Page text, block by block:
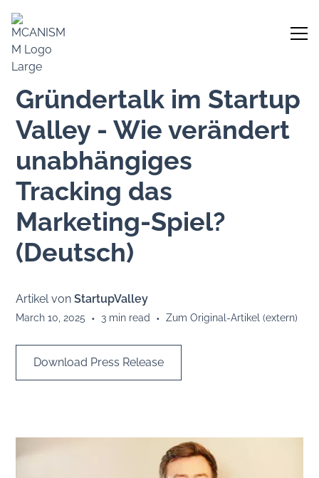
Gründertalk im Startup
Valley - Wie verändert
unabhängiges
Tracking das
Marketing-Spiel?
(Deutsch)
Artikel von StartupValley
March 10, 2025 • 3 min read • Zum Original-Artikel (extern)
Download Press Release